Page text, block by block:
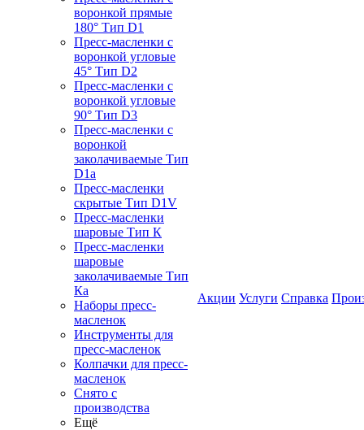
воронкой прямые
180° Тип D1
Пресс-масленки с
воронкой угловые
45° Тип D2
Пресс-масленки с
воронкой угловые
90° Тип D3
Пресс-масленки с
воронкой
заколачиваемые Тип
D1a
Пресс-масленки
скрытые Тип D1V
Пресс-масленки
шаровые Тип К
Пресс-масленки
шаровые
заколачиваемые Тип
Кa
Наборы пресс-
масленок
Инструменты для
пресс-масленок
Колпачки для пресс-
масленок
Снято с
производства
Ещё
Акции Услуги Справка